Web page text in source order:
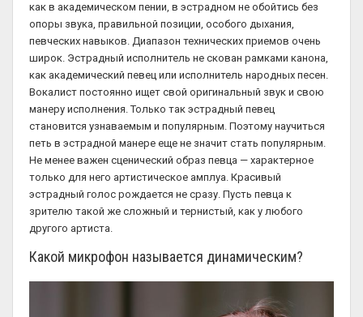
как в академическом пении, в эстрадном не обойтись без
опоры звука, правильной позиции, особого дыхания,
певческих навыков. Диапазон технических приемов очень
широк. Эстрадный исполнитель не скован рамками канона,
как академический певец или исполнитель народных песен.
Вокалист постоянно ищет свой оригинальный звук и свою
манеру исполнения. Только так эстрадный певец
становится узнаваемым и популярным. Поэтому научиться
петь в эстрадной манере еще не значит стать популярным.
Не менее важен сценический образ певца — характерное
только для него артистическое амплуа. Красивый
эстрадный голос рождается не сразу. Пусть певца к
зрителю такой же сложный и тернистый, как у любого
другого артиста.
Какой микрофон называется динамическим?